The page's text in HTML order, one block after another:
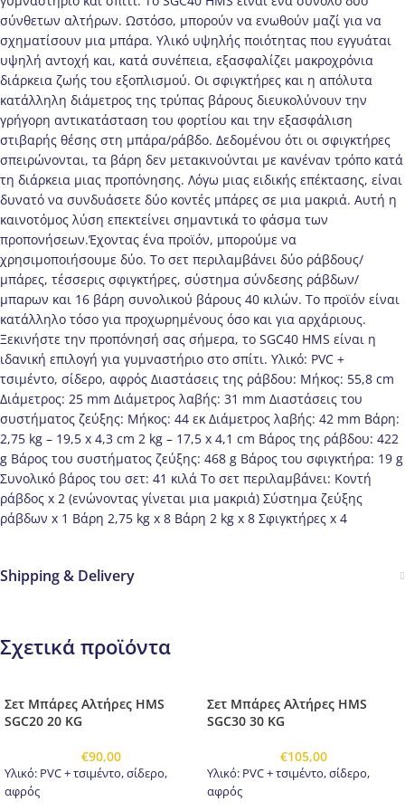
σύνθετων αλτήρων. Ωστόσο, μπορούν να ενωθούν μαζί για να
σχηματίσουν μια μπάρα. Υλικό υψηλής ποιότητας που εγγυάται
υψηλή αντοχή και, κατά συνέπεια, εξασφαλίζει μακροχρόνια
διάρκεια ζωής του εξοπλισμού. Οι σφιγκτήρες και η απόλυτα
κατάλληλη διάμετρος της τρύπας βάρους διευκολύνουν την
γρήγορη αντικατάσταση του φορτίου και την εξασφάλιση
στιβαρής θέσης στη μπάρα/ράβδο. Δεδομένου ότι οι σφιγκτήρες
σπειρώνονται, τα βάρη δεν μετακινούνται με κανέναν τρόπο κατά
τη διάρκεια μιας προπόνησης. Λόγω μιας ειδικής επέκτασης, είναι
δυνατό να συνδυάσετε δύο κοντές μπάρες σε μια μακριά. Αυτή η
καινοτόμος λύση επεκτείνει σημαντικά το φάσμα των
προπονήσεων.Έχοντας ένα προϊόν, μπορούμε να
χρησιμοποιήσουμε δύο. Το σετ περιλαμβάνει δύο ράβδους/
μπάρες, τέσσερις σφιγκτήρες, σύστημα σύνδεσης ράβδων/
μπαρων και 16 βάρη συνολικού βάρους 40 κιλών. Το προϊόν είναι
κατάλληλο τόσο για προχωρημένους όσο και για αρχάριους.
Ξεκινήστε την προπόνησή σας σήμερα, το SGC40 HMS είναι η
ιδανική επιλογή για γυμναστήριο στο σπίτι. Υλικό: PVC +
τσιμέντο, σίδερο, αφρός Διαστάσεις της ράβδου: Μήκος: 55,8 cm
Διάμετρος: 25 mm Διάμετρος λαβής: 31 mm Διαστάσεις του
συστήματος ζεύξης: Μήκος: 44 εκ Διάμετρος λαβής: 42 mm Βάρη:
2,75 kg – 19,5 x 4,3 cm 2 kg – 17,5 x 4,1 cm Βάρος της ράβδου: 422
g Βάρος του συστήματος ζεύξης: 468 g Βάρος του σφιγκτήρα: 19 g
Συνολικό βάρος του σετ: 41 κιλά Το σετ περιλαμβάνει: Κοντή
ράβδος x 2 (ενώνοντας γίνεται μια μακριά) Σύστημα ζεύξης
ράβδων x 1 Βάρη 2,75 kg x 8 Βάρη 2 kg x 8 Σφιγκτήρες x 4
Shipping & Delivery
Σχετικά προϊόντα
Σετ Μπάρες Αλτήρες HMS
SGC20 20 KG
€90,00
Υλικό: PVC + τσιμέντο, σίδερο,
αφρός
Σετ Μπάρες Αλτήρες HMS
SGC30 30 KG
€105,00
Υλικό: PVC + τσιμέντο, σίδερο,
αφρός